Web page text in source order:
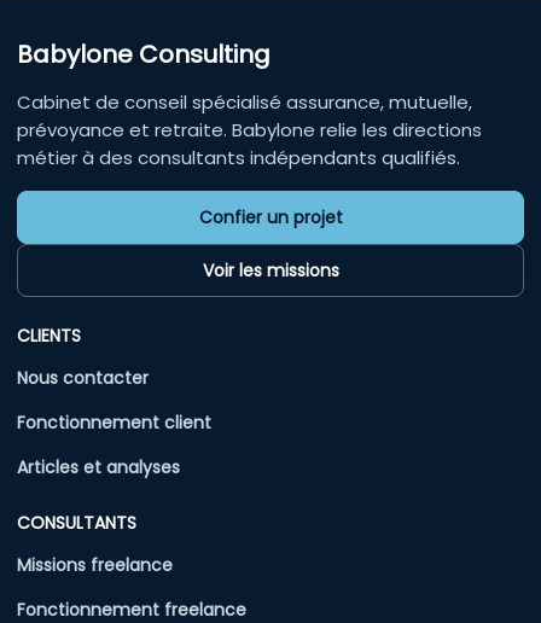
Babylone Consulting
Cabinet de conseil spécialisé assurance, mutuelle,
prévoyance et retraite. Babylone relie les directions
métier à des consultants indépendants qualifiés.
Confier un projet
Voir les missions
CLIENTS
Nous contacter
Fonctionnement client
Articles et analyses
CONSULTANTS
Missions freelance
Fonctionnement freelance